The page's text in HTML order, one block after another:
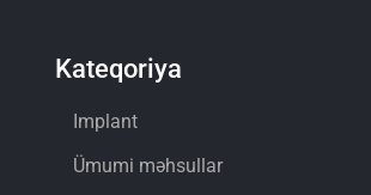
Kateqoriya
Implant
Ümumi məhsullar